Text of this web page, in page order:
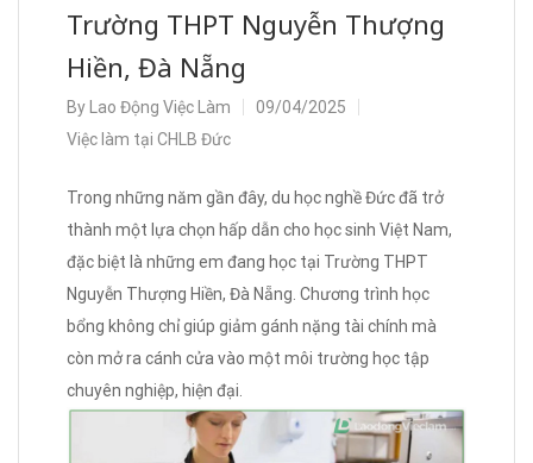
Trường THPT Nguyễn Thượng
Hiền, Đà Nẵng
By Lao Động Việc Làm
09/04/2025
Việc làm tại CHLB Đức
Trong những năm gần đây, du học nghề Đức đã trở
thành một lựa chọn hấp dẫn cho học sinh Việt Nam,
đặc biệt là những em đang học tại Trường THPT
Nguyễn Thượng Hiền, Đà Nẵng. Chương trình học
bổng không chỉ giúp giảm gánh nặng tài chính mà
còn mở ra cánh cửa vào một môi trường học tập
chuyên nghiệp, hiện đại.